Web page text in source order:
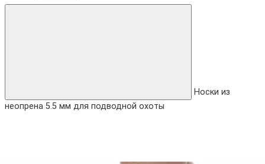
Носки из
неопрена 5.5 мм для подводной охоты